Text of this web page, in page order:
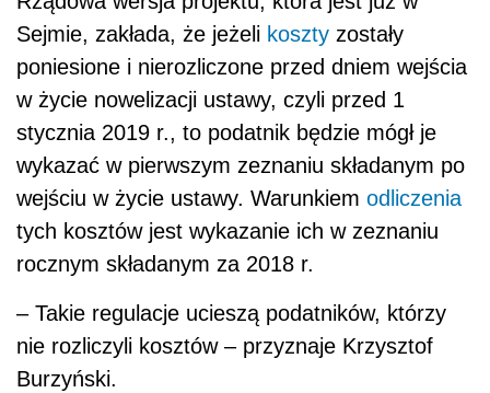
Sejmie, zakłada, że jeżeli koszty zostały
poniesione i nierozliczone przed dniem wejścia
w życie nowelizacji ustawy, czyli przed 1
stycznia 2019 r., to podatnik będzie mógł je
wykazać w pierwszym zeznaniu składanym po
wejściu w życie ustawy. Warunkiem odliczenia
tych kosztów jest wykazanie ich w zeznaniu
rocznym składanym za 2018 r.
– Takie regulacje ucieszą podatników, którzy
nie rozliczyli kosztów – przyznaje Krzysztof
Burzyński.